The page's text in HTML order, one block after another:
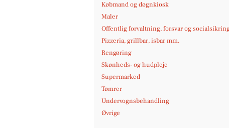
Købmand og døgnkiosk
Maler
Offentlig forvaltning, forsvar og
Pizzeria, grillbar, isbar mm.
Rengøring
Skønheds- og hudpleje
Supermarked
Tømrer
Undervognsbehandling
Øvrige